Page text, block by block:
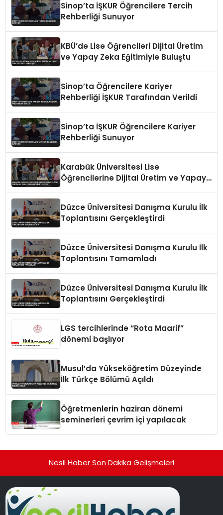
Sinop’ta İŞKUR Öğrencilere Tercih
Rehberliği Sunuyor
KBÜ’de Lise Öğrencileri Dijital Üretim
ve Yapay Zeka Eğitimiyle Buluştu
Sinop’ta Öğrencilere Kariyer
Rehberliği İŞKUR Tarafından Verildi
Sinop’ta İŞKUR Öğrencilere Kariyer
Rehberliği Sunuyor
Karabük Üniversitesi Lise
Öğrencilerine Dijital Üretim ve Yapay
Düzce Üniversitesi Danışma Kurulu İlk
Toplantısını Gerçekleştirdi
Düzce Üniversitesi Danışma Kurulu İlk
Toplantısını Tamamladı
Düzce Üniversitesi Danışma Kurulu İlk
Toplantısını Gerçekleştirdi
LGS tercihlerinde “Rota Maarif”
dönemi başlıyor
Musul’da Yükseköğretim Düzeyinde
İlk Türkçe Bölümü Açıldı
Öğretmenlerin haziran dönemi
seminerleri çevrim içi yapılacak
Nesil Haber Son Dakika Gelişmeleri